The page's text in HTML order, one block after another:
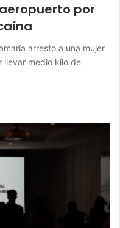
por
arrestó a una mujer
llevar medio kilo de